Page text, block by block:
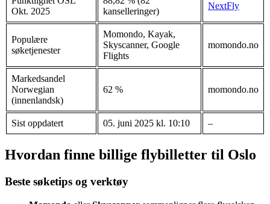
Okt. 2025
kanselleringer)
NextFly
Populære
søketjenester
Momondo, Kayak,
Skyscanner, Google
Flights
momondo.no
Markedsandel
Norwegian
(innenlandsk)
62 % momondo.no
Sist oppdatert 05. juni 2025 kl. 10:10 –
Hvordan finne billige flybilletter til Oslo
Beste søketips og verktøy